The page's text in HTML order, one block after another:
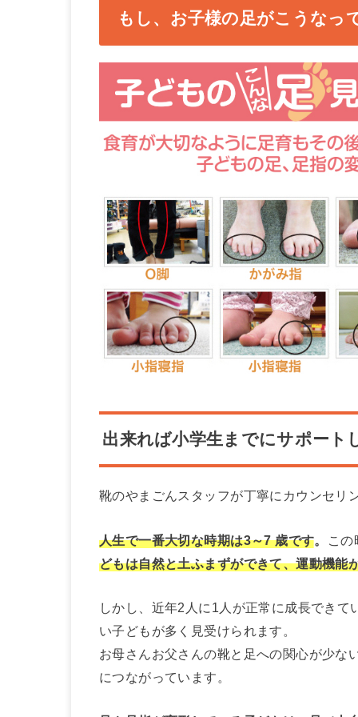
もし、お子様の足がこうなっ
出来れば小学生までにサポート
靴のやまごんスタッフが丁寧にカウンセリ
人生で一番大切な時期は3～7 歳です。
こ
どもは自然と土ふまずができて、運動機能
しかし、近年2人に1人が正常に成長でき
い子どもが多く見受けられます。
お母さんお父さんの靴と足への関心が少な
につながっています。